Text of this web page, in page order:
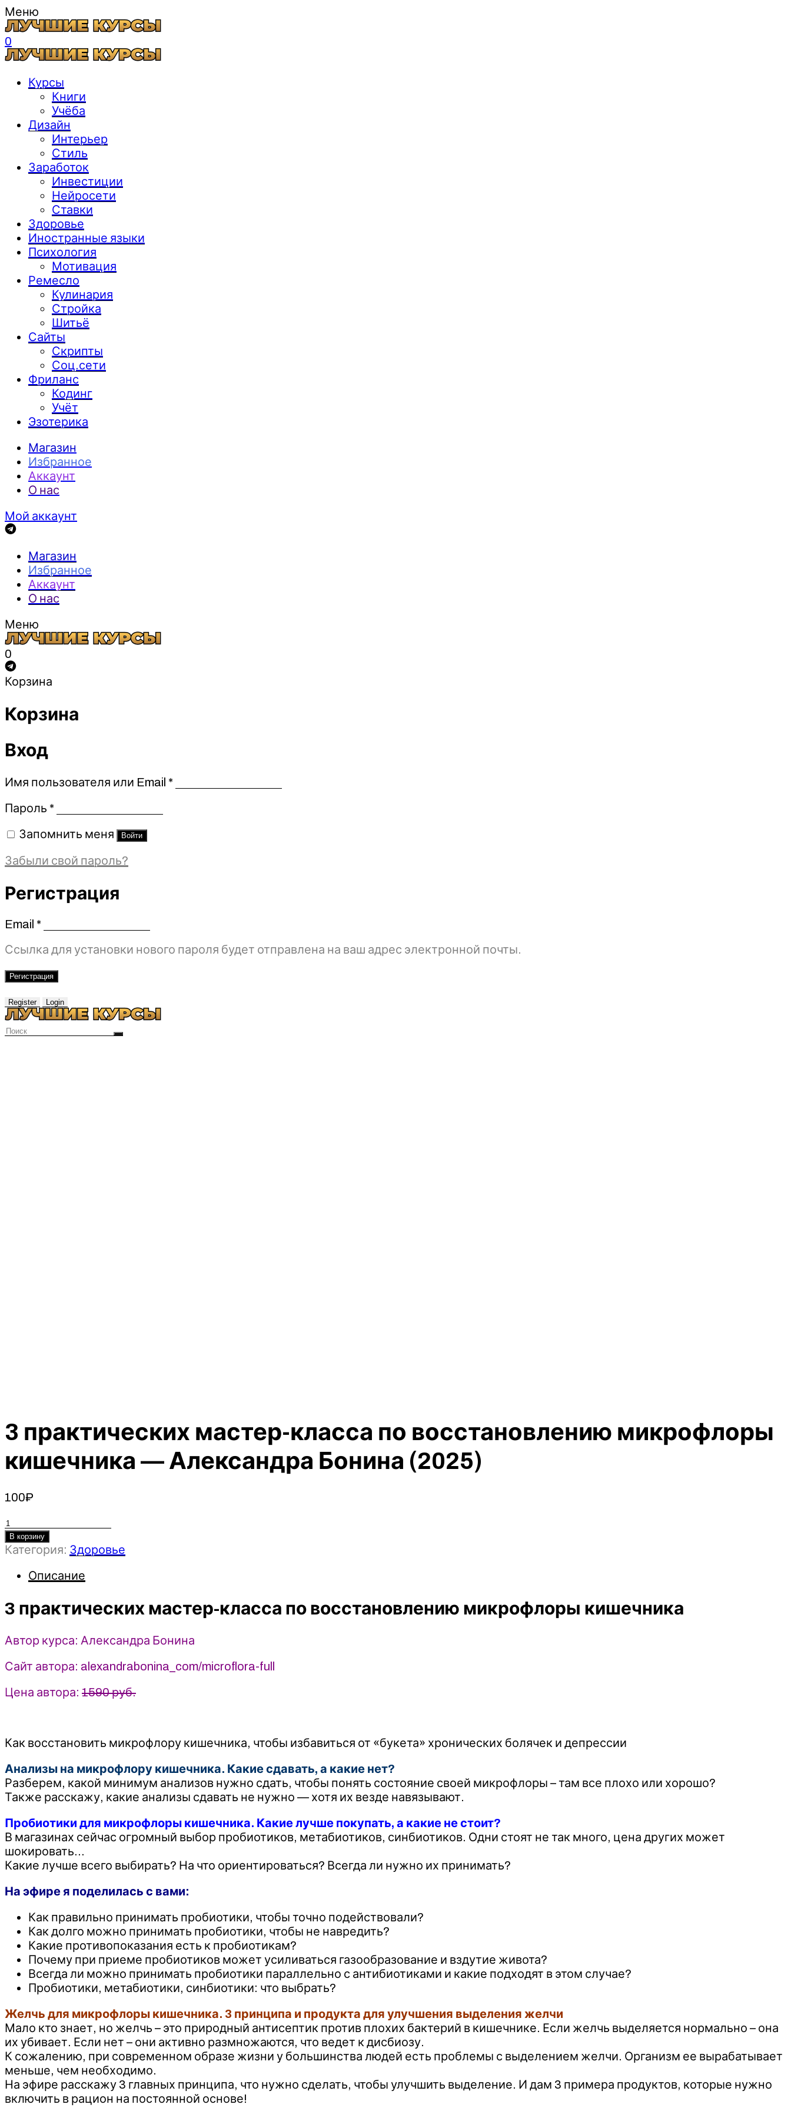
Меню
0
Курсы
Книги
Учёба
Дизайн
Интерьер
Стиль
Заработок
Инвестиции
Нейросети
Ставки
Здоровье
Иностранные языки
Психология
Мотивация
Ремесло
Кулинария
Стройка
Шитьё
Сайты
Скрипты
Соц.сети
Фриланс
Кодинг
Учёт
Эзотерика
Магазин
Избранное
Аккаунт
О нас
Мой аккаунт
Магазин
Избранное
Аккаунт
О нас
Меню
0
Корзина
Корзина
Вход
Имя пользователя или Email *Обязательно
Пароль *Обязательно
Запомнить меня Войти
Забыли свой пароль?
Регистрация
Email *Обязательно
Ссылка для установки нового пароля будет отправлена ​​на ваш адрес электронной почты.
Регистрация
Register Login
3 практических мастер-класса по восстановлению микрофлоры
кишечника — Александра Бонина (2025)
100₽
Количество
товара
3
мастер-
по
восстановлению
микрофлоры
кишечника
-
Александра
Бонина
(2025)
В корзину
Категория: Здоровье
Описание
3 практических мастер-класса по восстановлению микрофлоры кишечника
Автор курса: Александра Бонина
Сайт автора: alexandrabonina_com/microflora-full
Цена автора: 1590 руб.
Как восстановить микрофлору кишечника, чтобы избавиться от «букета» хронических болячек и депрессии
Анализы на микрофлору кишечника. Какие сдавать, а какие нет?
Разберем, какой минимум анализов нужно сдать, чтобы понять состояние своей микрофлоры – там все плохо или хорошо?
Также расскажу, какие анализы сдавать не нужно — хотя их везде навязывают.
Пробиотики для микрофлоры кишечника. Какие лучше покупать, а какие не стоит?
В магазинах сейчас огромный выбор пробиотиков, метабиотиков, синбиотиков. Одни стоят не так много, цена других может
шокировать…
Какие лучше всего выбирать? На что ориентироваться? Всегда ли нужно их принимать?
На эфире я поделилась с вами:
Как правильно принимать пробиотики, чтобы точно подействовали?
Как долго можно принимать пробиотики, чтобы не навредить?
Какие противопоказания есть к пробиотикам?
Почему при приеме пробиотиков может усиливаться газообразование и вздутие живота?
Всегда ли можно принимать пробиотики параллельно с антибиотиками и какие подходят в этом случае?
Пробиотики, метабиотики, синбиотики: что выбрать?
Желчь для микрофлоры кишечника. 3 принципа и продукта для улучшения выделения желчи
Мало кто знает, но желчь – это природный антисептик против плохих бактерий в кишечнике. Если желчь выделяется нормально – она
их убивает. Если нет – они активно размножаются, что ведет к дисбиозу.
К сожалению, при современном образе жизни у большинства людей есть проблемы с выделением желчи. Организм ее вырабатывает
меньше, чем необходимо.
На эфире расскажу 3 главных принципа, что нужно сделать, чтобы улучшить выделение. И дам 3 примера продуктов, которые нужно
включить в рацион на постоянной основе!